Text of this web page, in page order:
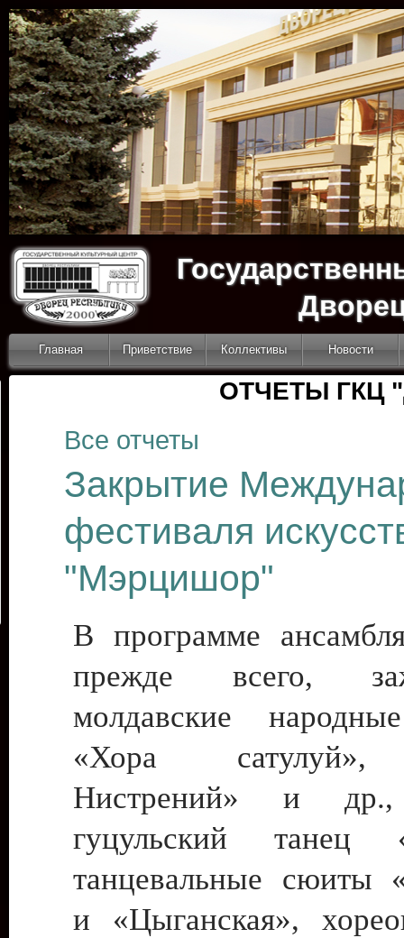
Главная Приветствие Коллективы Новости
ОТЧЕТЫ ГКЦ
Все отчеты
Закрытие
фестиваля
"Мэрцишор"
В программе
прежде всего,
молдавские
«Хора сатулуй»,
Нистрений» и
гуцульский танец
танцевальные сюиты
и «Цыганская»,